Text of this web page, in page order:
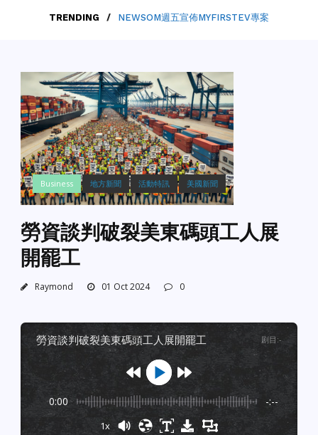
TRENDING / NEWSOM週五宣佈MYFIRSTEV專案
Business 地方新聞 活動特訊 美國新聞
勞資談判破裂美東碼頭工人展
開罷工
Raymond 01 Oct 2024 0
勞資談判破裂美東碼頭工人展開罷工 剧目 :-
0:00 -:--
1x